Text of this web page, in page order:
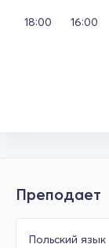
18:00 16:00
Преподает